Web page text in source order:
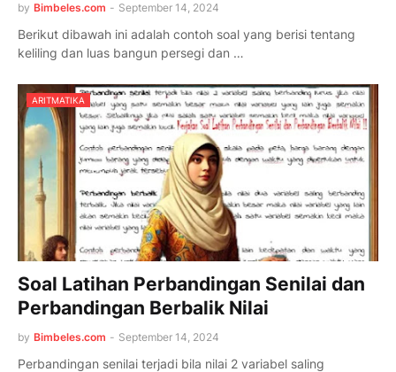
by Bimbeles.com - September 14, 2024
Berikut dibawah ini adalah contoh soal yang berisi tentang
keliling dan luas bangun persegi dan …
ARITMATIKA
Soal Latihan Perbandingan Senilai dan
Perbandingan Berbalik Nilai
by Bimbeles.com - September 14, 2024
Perbandingan senilai terjadi bila nilai 2 variabel saling